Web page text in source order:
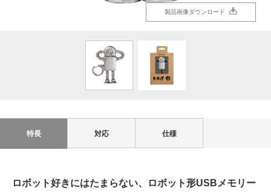
製品画像ダウンロード
製品画像ダウンロード
特長 対応 仕様
ロボット好きにはたまらない、ロボット形USBメモリー